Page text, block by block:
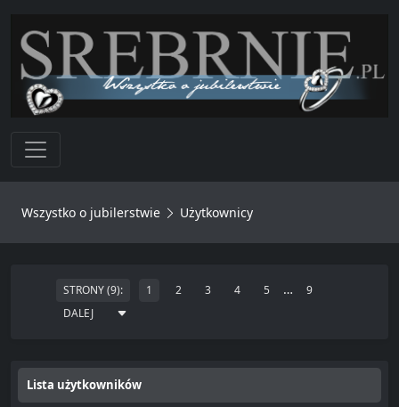
Toggle navigation
Wszystko o jubilerstwie Użytkownicy
STRONY (9): 1 2 3 4 5 …
9
DALEJ
Lista użytkowników